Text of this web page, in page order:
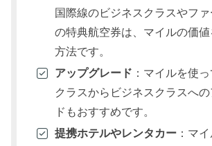
国際線のビジネスクラスやフ
の特典航空券は、マイルの価
方法です。
アップグレード ：マイルを使
クラスからビジネスクラスへ
ドもおすすめです。
提携ホテルやレンタカー：マイ